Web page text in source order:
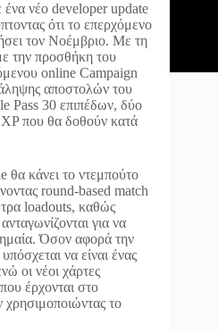
νέο developer update
ότι το επερχόμενο
τον Νοέμβριο. Με τη
την προσθήκη του
online Campaign
αποστολών του
Pass 30 επιπέδων, δύο
που θα δοθούν κατά
κάνει το ντεμπούτο
round-based match
loadouts, καθώς
για να
Όσον αφορά την
να είναι ένας
οι νέοι χάρτες
έρχονται στο
το